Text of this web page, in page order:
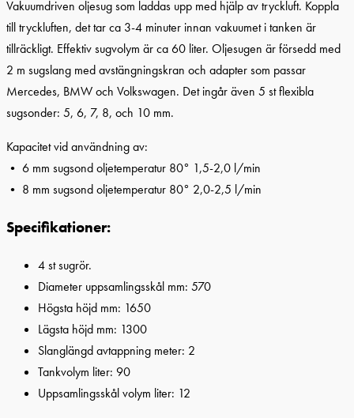
Vakuumdriven oljesug som laddas upp med hjälp av tryckluft. Koppla
till tryckluften, det tar ca 3-4 minuter innan vakuumet i tanken är
tillräckligt. Effektiv sugvolym är ca 60 liter. Oljesugen är försedd med
2 m sugslang med avstängningskran och adapter som passar
Mercedes, BMW och Volkswagen. Det ingår även 5 st flexibla
sugsonder: 5, 6, 7, 8, och 10 mm.
Kapacitet vid användning av:
• 6 mm sugsond oljetemperatur 80° 1,5-2,0 l/min
• 8 mm sugsond oljetemperatur 80° 2,0-2,5 l/min
Specifikationer:
4 st sugrör.
Diameter uppsamlingsskål mm: 570
Högsta höjd mm: 1650
Lägsta höjd mm: 1300
Slanglängd avtappning meter: 2
Tankvolym liter: 90
Uppsamlingsskål volym liter: 12